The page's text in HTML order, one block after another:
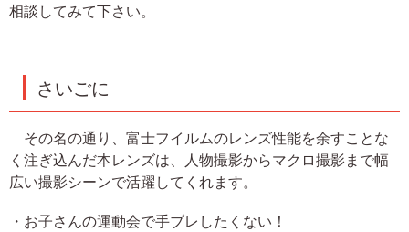
相談してみて下さい。
さいごに
その名の通り、富士フイルムのレンズ性能を余すことな
く注ぎ込んだ本レンズは、人物撮影からマクロ撮影まで幅
広い撮影シーンで活躍してくれます。
・お子さんの運動会で手ブレしたくない！